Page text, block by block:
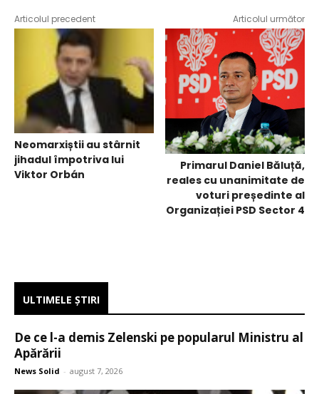
Articolul precedent
Neomarxiștii au stârnit
jihadul împotriva lui
Viktor Orbán
Articolul următor
Primarul Daniel Băluță,
reales cu unanimitate de
voturi președinte al
Organizației PSD Sector 4
ULTIMELE ŞTIRI
De ce l-a demis Zelenski pe popularul Ministru al
Apărării
News Solid - august 7, 2026